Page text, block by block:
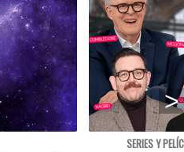
SERIES Y